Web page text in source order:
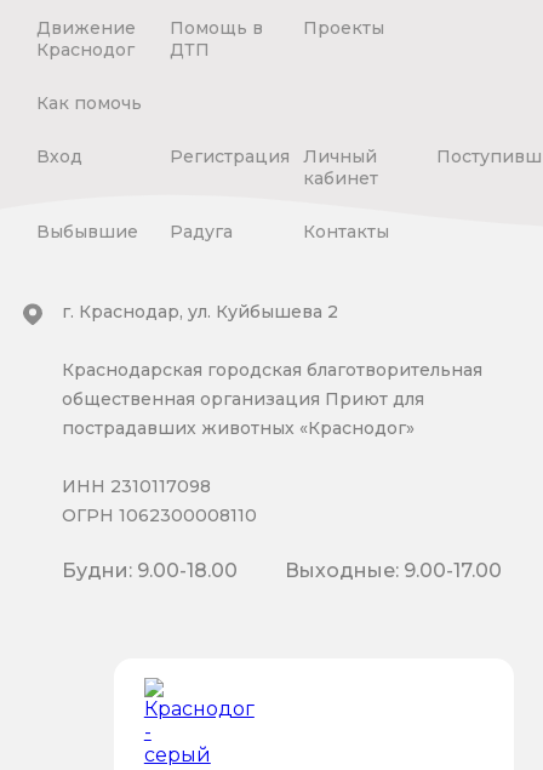
Движение
Краснодог
Помощь в
ДТП
Проекты
Как помочь
Вход Регистрация
Личный
кабинет
Выбывшие Радуга Контакты
г. Краснодар, ул. Куйбышева 2
Краснодарская городская благотворительная
общественная организация Приют для
пострадавших животных «Краснодог»
ИНН 2310117098
ОГРН 1062300008110
Будни: 9.00-18.00 Выходные: 9.00-17.00